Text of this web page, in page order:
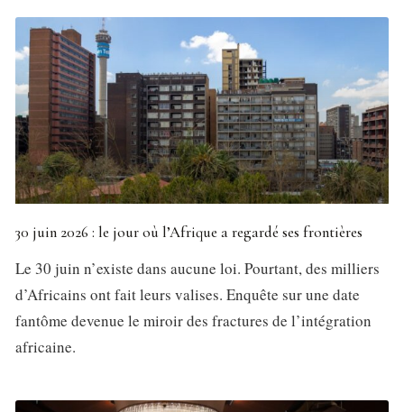
30 juin 2026 : le jour où l’Afrique a regardé ses frontières
Le 30 juin n’existe dans aucune loi. Pourtant, des milliers
d’Africains ont fait leurs valises. Enquête sur une date
fantôme devenue le miroir des fractures de l’intégration
africaine.